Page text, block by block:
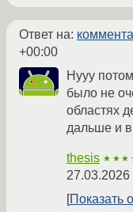
Ответ на:
+00:00
Нууу
было не
областях
дальше и в
thesis
27.03.2026
Показать